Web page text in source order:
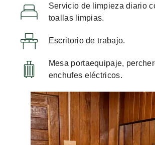
Servicio de limpieza diario
toallas limpias.
Escritorio de trabajo.
Mesa portaequipaje,
enchufes eléctricos.